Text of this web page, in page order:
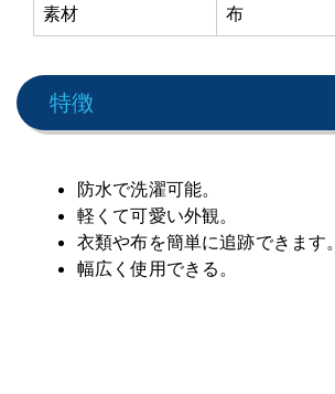
素材 布
特徴
防水で洗濯可能。
軽くて可愛い外観。
衣類や布を簡単に追跡できます。
幅広く使用できる。